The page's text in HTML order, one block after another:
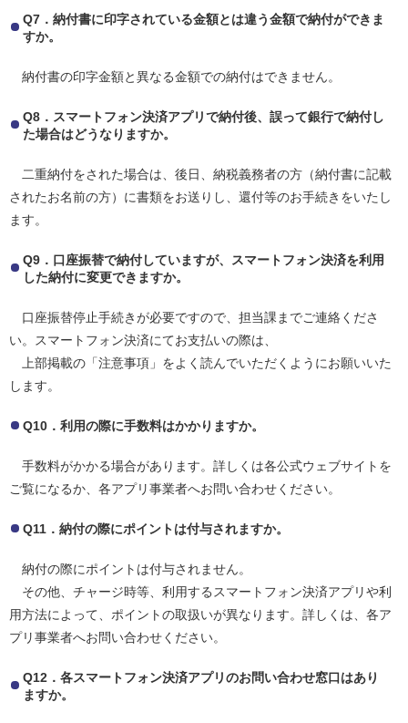
Q7．納付書に印字されている金額とは違う金額で納付ができま
すか。
納付書の印字金額と異なる金額での納付はできません。
Q8．スマートフォン決済アプリで納付後、誤って銀行で納付し
た場合はどうなりますか。
二重納付をされた場合は、後日、納税義務者の方（納付書に記載
されたお名前の方）に書類をお送りし、還付等のお手続きをいたし
ます。
Q9．口座振替で納付していますが、スマートフォン決済を利用
した納付に変更できますか。
口座振替停止手続きが必要ですので、担当課までご連絡くださ
い。スマートフォン決済にてお支払いの際は、
上部掲載の「注意事項」をよく読んでいただくようにお願いいた
します。
Q10．利用の際に手数料はかかりますか。
手数料がかかる場合があります。詳しくは各公式ウェブサイトを
ご覧になるか、各アプリ事業者へお問い合わせください。
Q11．納付の際にポイントは付与されますか。
納付の際にポイントは付与されません。
その他、チャージ時等、利用するスマートフォン決済アプリや利
用方法によって、ポイントの取扱いが異なります。詳しくは、各ア
プリ事業者へお問い合わせください。
Q12．各スマートフォン決済アプリのお問い合わせ窓口はあり
ますか。